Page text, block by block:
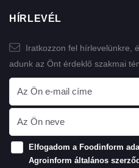
HÍRLEVÉL
Iratkozzon fel hírlevelünkre,
adunk az Önt érdeklő szakmai
Elfogadom a Foodinform
Agroinform általános